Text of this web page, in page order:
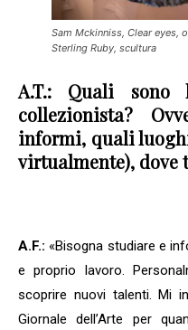
Sam Mckinniss, Clear eyes,
Sterling Ruby, scultura
A.T.: Quali sono
collezionista?
informi, quali
virtualmente), dove
A.F.: «Bisogna studiare e
e proprio lavoro.
scoprire nuovi talenti. Mi
Giornale dell’Arte per